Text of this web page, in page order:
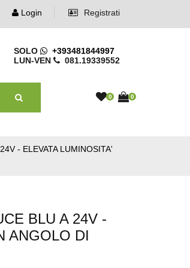
Login Registrati
SOLO
+393481844997
LUN-VEN
081.19339552
0 0
- ELEVATA LUMINOSITA'
BLU A 24V -
ANGOLO DI